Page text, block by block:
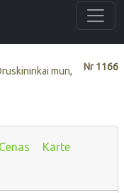
Nr1166
mun,
Cenas Karte